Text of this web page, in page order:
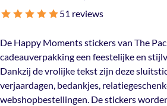
51 reviews
De Happy Moments stickers van The
cadeauverpakking een feestelijke en
Dankzij de vrolijke tekst zijn deze
verjaardagen, bedankjes,
webshopbestellingen. De stickers